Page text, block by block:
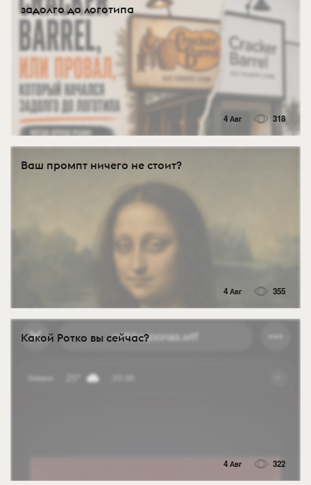
задолго до логотипа
4 Авг 318
Ваш промпт ничего не стоит?
4 Авг 355
Какой Ротко вы сейчас?
4 Авг 322